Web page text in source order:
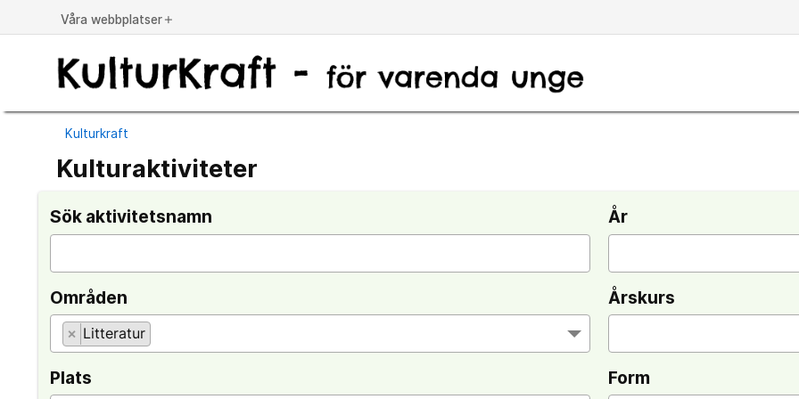
Våra webbplatser add
Kulturkraft
Kulturaktiviteter
Sök aktivitetsnamn År
Områden
× Litteratur
Årskurs
Plats Form